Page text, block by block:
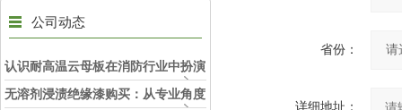
公司动态
认识耐高温云母板在消防行业中扮演
的角色
无溶剂浸渍绝缘漆购买：从专业角度
省份：
详细地址：